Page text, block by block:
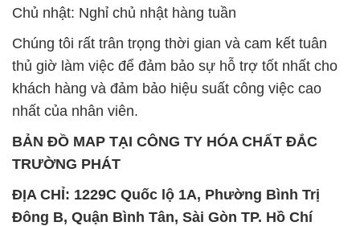
Chủ nhật: Nghỉ chủ nhật hàng tuần
Chúng tôi rất trân trọng thời gian và cam kết tuân
thủ giờ làm việc để đảm bảo sự hỗ trợ tốt nhất cho
khách hàng và đảm bảo hiệu suất công việc cao
nhất của nhân viên.
BẢN ĐỒ MAP TẠI CÔNG TY HÓA CHẤT ĐẮC
TRƯỜNG PHÁT
ĐỊA CHỈ: 1229C Quốc lộ 1A, Phường Bình Trị
Đông B, Quận Bình Tân, Sài Gòn TP. Hồ Chí